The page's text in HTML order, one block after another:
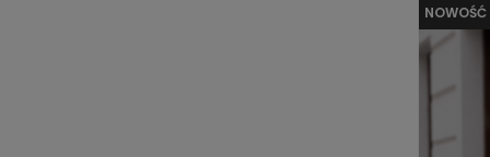
NOWOŚĆ